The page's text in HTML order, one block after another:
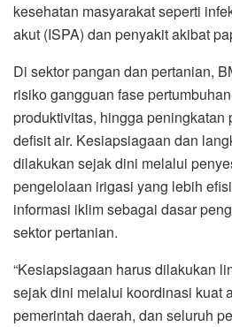
kesehatan masyarakat seperti
akut (ISPA) dan penyakit akibat
Di sektor pangan dan pertanian,
risiko gangguan fase
produktivitas, hingga peningkatan
defisit air. Kesiapsiagaan dan
dilakukan sejak dini melalui
pengelolaan irigasi yang lebih
informasi iklim sebagai dasar
sektor pertanian.
“Kesiapsiagaan harus dilakukan
sejak dini melalui koordinasi kuat
pemerintah daerah, dan seluruh